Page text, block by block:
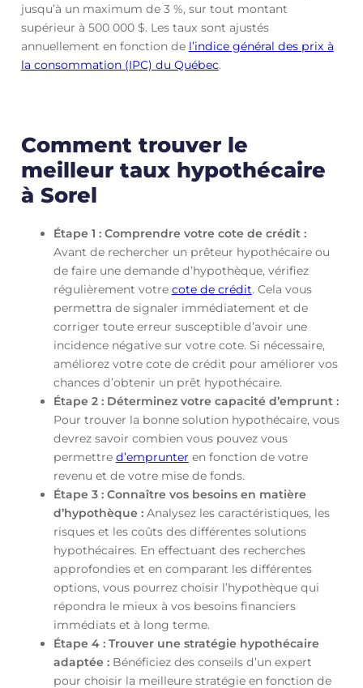
jusqu’à un maximum de 3 %, sur tout montant
supérieur à 500 000 $. Les taux sont ajustés
annuellement en fonction de l’indice général des prix à
la consommation (IPC) du Québec.
Comment trouver le
meilleur taux hypothécaire
à Sorel
Étape 1 : Comprendre votre cote de crédit :
Avant de rechercher un prêteur hypothécaire ou
de faire une demande d’hypothèque, vérifiez
régulièrement votre cote de crédit. Cela vous
permettra de signaler immédiatement et de
corriger toute erreur susceptible d’avoir une
incidence négative sur votre cote. Si nécessaire,
améliorez votre cote de crédit pour améliorer vos
chances d’obtenir un prêt hypothécaire.
Étape 2 : Déterminez votre capacité d’emprunt :
Pour trouver la bonne solution hypothécaire, vous
devrez savoir combien vous pouvez vous
permettre d’emprunter en fonction de votre
revenu et de votre mise de fonds.
Étape 3 : Connaître vos besoins en matière
d’hypothèque :Analysez les caractéristiques, les
risques et les coûts des différentes solutions
hypothécaires. En effectuant des recherches
approfondies et en comparant les différentes
options, vous pourrez choisir l’hypothèque qui
répondra le mieux à vos besoins financiers
immédiats et à long terme.
Étape 4 : Trouver une stratégie hypothécaire
adaptée :Bénéficiez des conseils d’un expert
pour choisir la meilleure stratégie en fonction de